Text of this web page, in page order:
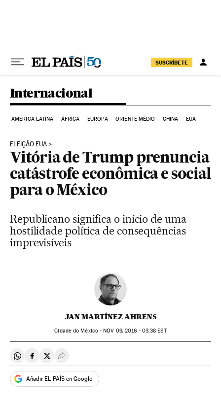
SUSCRÍBETE
Internacional
AMÉRICA LATINA ÁFRICA EUROPA ORIENTE MÉDIO CHINA EUA
ELEIÇÃO EUA
Vitória de Trump prenuncia
catástrofe econômica e social
para o México
Republicano significa o início de uma
hostilidade política de consequências
imprevisíveis
JAN MARTÍNEZ AHRENS
Cidade do México -NOV 09, 2016 - 03:38 EST
Compartir en Whatsapp
Compartir en Facebook
Compartir en Twitter
Desplegar Redes Sociales
Añadir EL PAÍS en Google